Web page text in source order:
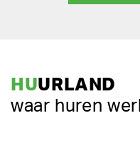
HUURLAND
waar huren